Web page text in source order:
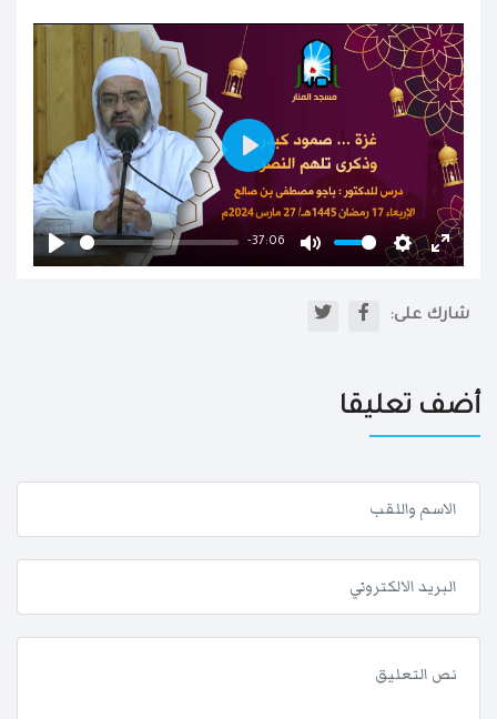
Play
-37:06
Mute Settings
Enter
Play
شارك على:
أضف تعليقا